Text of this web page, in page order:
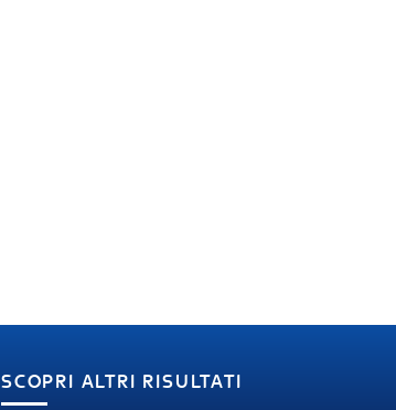
SCOPRI ALTRI RISULTATI